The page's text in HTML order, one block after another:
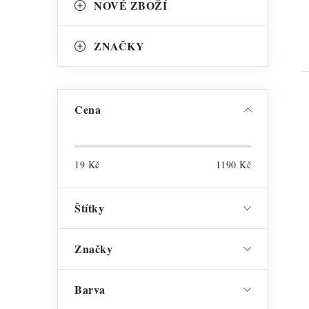
NOVÉ ZBOŽÍ
ZNAČKY
Cena
19 Kč 1190 Kč
Štítky
Značky
Barva